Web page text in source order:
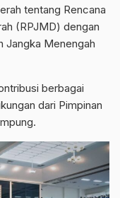
tentang Rencana
(RPJMD) dengan
Jangka Menengah
berbagai
dari Pimpinan